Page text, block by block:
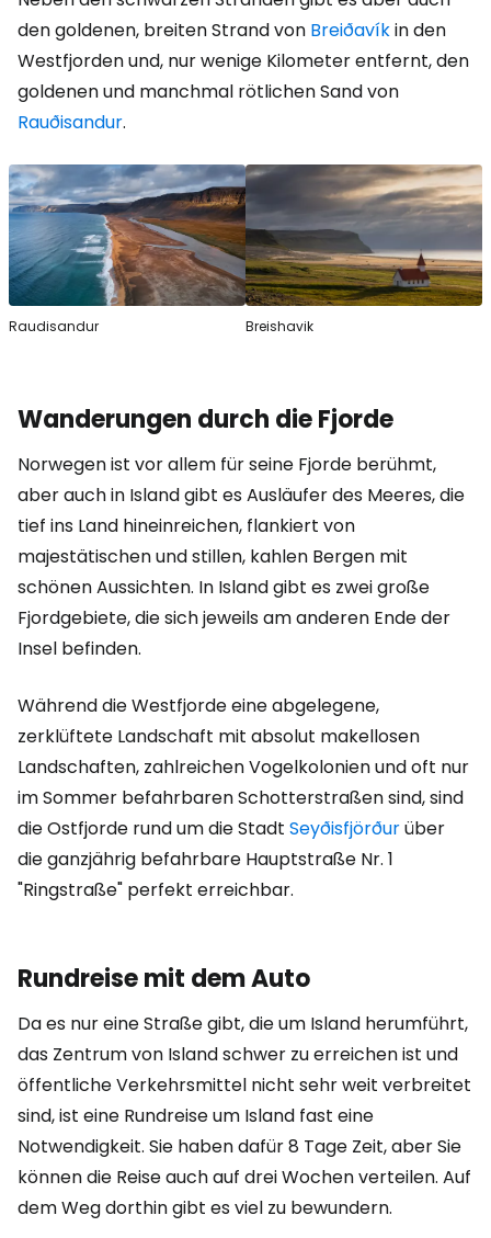
den goldenen, breiten Strand von Breiðavíkin den
Westfjorden und, nur wenige Kilometer entfernt, den
goldenen und manchmal rötlichen Sand von
Rauðisandur.
Raudisandur Breishavik
Wanderungen durch die Fjorde
Norwegen ist vor allem für seine Fjorde berühmt,
aber auch in Island gibt es Ausläufer des Meeres, die
tief ins Land hineinreichen, flankiert von
majestätischen und stillen, kahlen Bergen mit
schönen Aussichten. In Island gibt es zwei große
Fjordgebiete, die sich jeweils am anderen Ende der
Insel befinden.
Während die Westfjorde eine abgelegene,
zerklüftete Landschaft mit absolut makellosen
Landschaften, zahlreichen Vogelkolonien und oft nur
im Sommer befahrbaren Schotterstraßen sind, sind
die Ostfjorde rund um die Stadt Seyðisfjörðurüber
die ganzjährig befahrbare Hauptstraße Nr. 1
"Ringstraße" perfekt erreichbar.
Rundreise mit dem Auto
Da es nur eine Straße gibt, die um Island herumführt,
das Zentrum von Island schwer zu erreichen ist und
öffentliche Verkehrsmittel nicht sehr weit verbreitet
sind, ist eine Rundreise um Island fast eine
Notwendigkeit. Sie haben dafür 8 Tage Zeit, aber Sie
können die Reise auch auf drei Wochen verteilen. Auf
dem Weg dorthin gibt es viel zu bewundern.